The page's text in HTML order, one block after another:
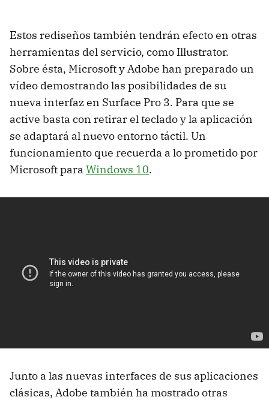
Estos rediseños también tendrán efecto en otras
herramientas del servicio, como Illustrator.
Sobre ésta, Microsoft y Adobe han preparado un
vídeo demostrando las posibilidades de su
nueva interfaz en Surface Pro 3. Para que se
active basta con retirar el teclado y la aplicación
se adaptará al nuevo entorno táctil. Un
funcionamiento que recuerda a lo prometido por
Microsoft para Windows 10.
Junto a las nuevas interfaces de sus aplicaciones
clásicas, Adobe también ha mostrado otras